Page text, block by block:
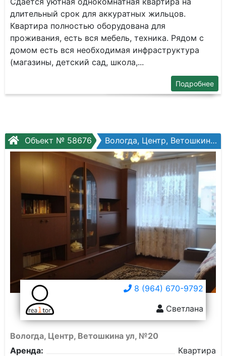
длительный срок для аккуратных жильцов.
Квартира полностью оборудована для
проживания, есть вся мебель, техника. Рядом с
домом есть вся необходимая инфраструктура
(магазины, детский сад, школа,...
Подробнее
Объект № 58676 Вологда, Центр, Ветошкина ул, №20
8 (964) 670-9792
Светлана
Вологда, Центр, Ветошкина ул, №20
Аренда:
Квартира